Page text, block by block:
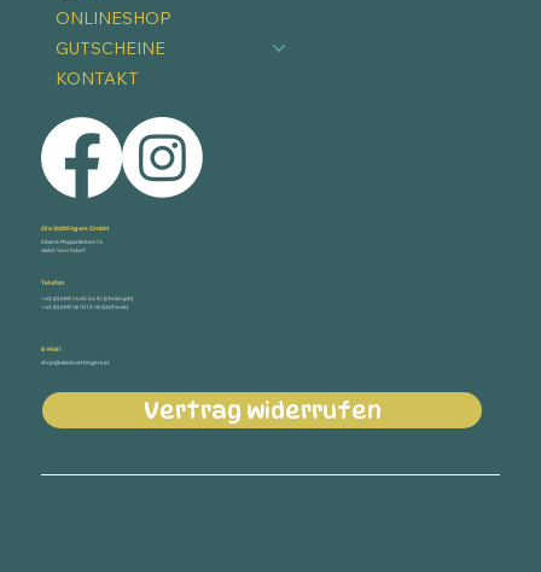
ONLINESHOP
GUTSCHEINE
KONTAKT
Die Stöttingers GmbH
Obere Pappelleiten 14
4655 Vorchdorf
Telefon
+43 (0) 699 14 05 54 51 (Christoph)
+43 (0) 699 18 10 13 18 (Stefanie)
E-Mail
shop@diestoettingers.at
Vertrag widerrufen